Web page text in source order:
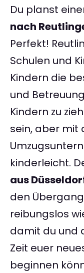
Du planst
nach
Perfekt!
Schulen und
Kindern die
und
Kindern zu
sein, aber mit
kinderleicht.
aus
den
reibungslos
damit du und
Zeit euer
beginnen